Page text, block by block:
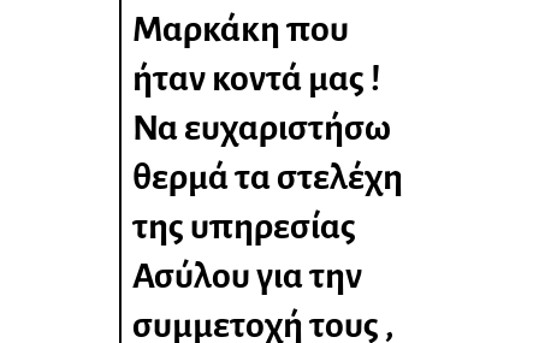
Μαρκάκη που
ήταν κοντά μας !
Να ευχαριστήσω
θερμά τα στελέχη
της υπηρεσίας
Ασύλου για την
συμμετοχή τους ,